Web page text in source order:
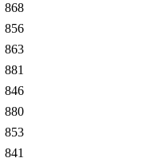
868
856
863
881
846
880
853
841